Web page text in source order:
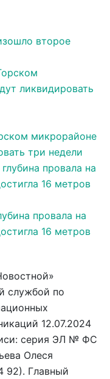
второе
микрорайоне
три недели
провала на
16 метров
службой по
12.07.2024
серия ЭЛ № ФС
Олеся
92). Главный